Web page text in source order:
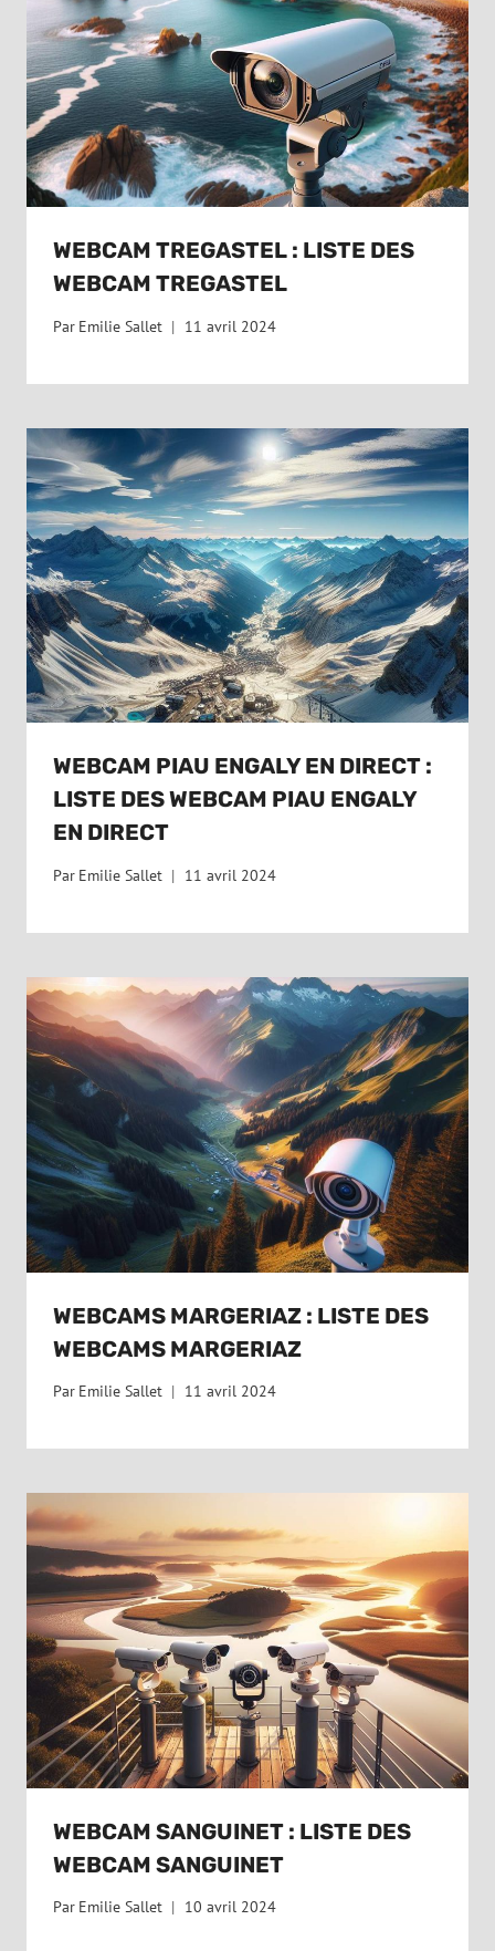
WEBCAM TREGASTEL : LISTE DES
WEBCAM TREGASTEL
Par Emilie Sallet 11 avril 2024
WEBCAM PIAU ENGALY EN DIRECT :
LISTE DES WEBCAM PIAU ENGALY
EN DIRECT
Par Emilie Sallet 11 avril 2024
WEBCAMS MARGERIAZ : LISTE DES
WEBCAMS MARGERIAZ
Par Emilie Sallet 11 avril 2024
WEBCAM SANGUINET : LISTE DES
WEBCAM SANGUINET
Par Emilie Sallet 10 avril 2024